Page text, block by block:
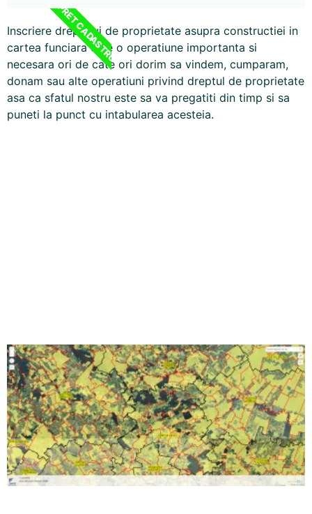
PRET CADASTRU
Inscriere dreptului de proprietate asupra constructiei in
cartea funciara este o operatiune importanta si
necesara ori de cate ori dorim sa vindem, cumparam,
donam sau alte operatiuni privind dreptul de proprietate
asa ca sfatul nostru este sa va pregatiti din timp si sa
puneti la punct cu intabularea acesteia.